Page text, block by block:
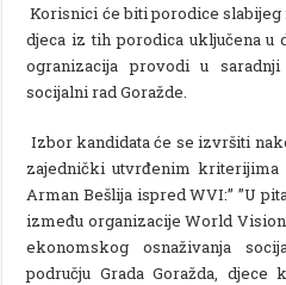
Korisnici će biti porodice slabijeg
djeca iz tih porodica uključena
ogranizacija provodi u
socijalni rad Goražde.
Izbor kandidata će se izvršiti
zajednički utvrđenim
Arman Bešlija ispred WVI:’’ ”U
između organizacije World
ekonomskog osnaživanja
području Grada Goražda, djece